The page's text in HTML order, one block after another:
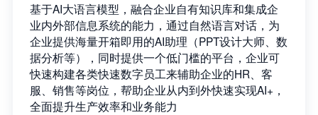
基于AI大语言模型，融合企业自有知识库和集成企
业内外部信息系统的能力，通过自然语言对话，为
企业提供海量开箱即用的AI助理（PPT设计大师、数
据分析等），同时提供一个低门槛的平台，企业可
快速构建各类快速数字员工来辅助企业的HR、客
服、销售等岗位，帮助企业从内到外快速实现AI+，
全面提升生产效率和业务能力